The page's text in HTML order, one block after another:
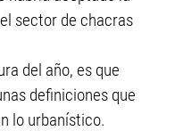
sector de chacras
del año, es que
definiciones que
lo urbanístico.